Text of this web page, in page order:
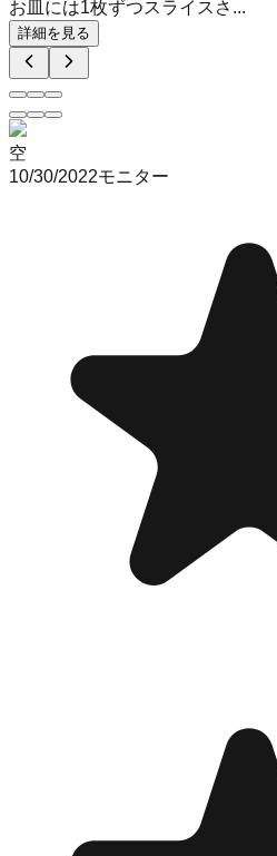
お皿には1枚ずつスライスさ...
詳細を見る
空
10/30/2022モニター